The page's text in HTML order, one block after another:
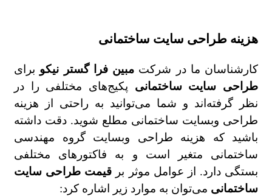
هزینه طراحی سایت ساختمانی
کارشناسان ما در شرکت مبین فرا گستر نیکوبرای
طراحی سایت ساختمانیپکیج‌های مختلفی را در
نظر گرفته‌اند و شما می‌توانید به راحتی از هزینه
طراحی وبسایت ساختمانی مطلع شوید. دقت داشته
باشید که هزینه طراحی وبسایت گروه مهندسی
ساختمانی متغیر است و به فاکتورهای مختلفی
بستگی دارد. از عوامل موثر بر قیمت طراحی سایت
ساختمانیمی‌توان به موارد زیر اشاره کرد: